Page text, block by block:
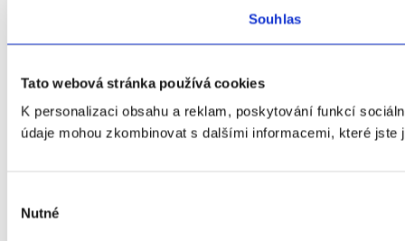
Souhlas
Tato webová stránka používá cookies
K personalizaci obsahu a reklam, poskytování funkcí
údaje mohou zkombinovat s dalšími informacemi, které
souhlasu
Nutné